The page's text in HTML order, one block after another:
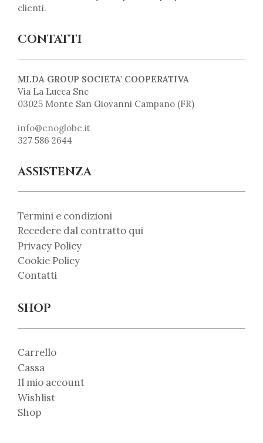
clienti.
CONTATTI
MI.DA GROUP SOCIETA' COOPERATIVA
Via La Lucca Snc
03025 Monte San Giovanni Campano (FR)
info@enoglobe.it
327 586 2644
ASSISTENZA
Termini e condizioni
Recedere dal contratto qui
Privacy Policy
Cookie Policy
Contatti
SHOP
Carrello
Cassa
Il mio account
Wishlist
Shop